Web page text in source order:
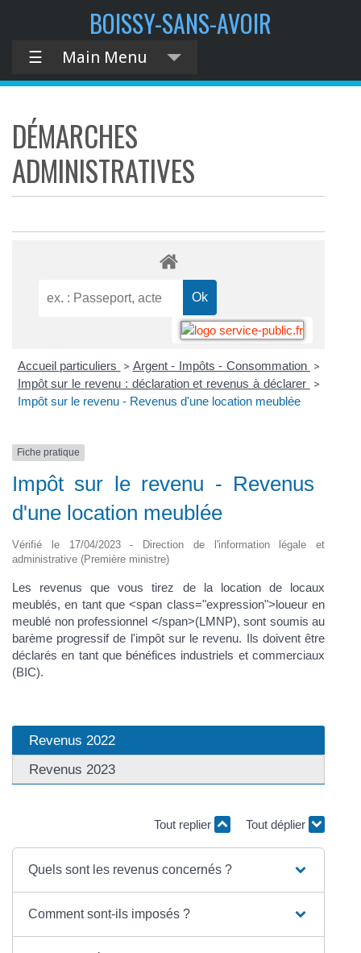
BOISSY-SANS-AVOIR
☰ Main Menu
DÉMARCHES
ADMINISTRATIVES
Accueil particuliers > Argent - Impôts - Consommation >
Impôt sur le revenu : déclaration et revenus à déclarer >
Impôt sur le revenu - Revenus d'une location meublée
Fiche pratique
Impôt sur le revenu - Revenus
d'une location meublée
Vérifié le 17/04/2023 - Direction de l'information légale et
administrative (Première ministre)
Les revenus que vous tirez de la location de locaux
meublés, en tant que <span class="expression">loueur en
meublé non professionnel </span>(LMNP), sont soumis au
barème progressif de l'impôt sur le revenu. Ils doivent être
déclarés en tant que bénéfices industriels et commerciaux
(BIC).
Revenus 2022
Revenus 2023
Tout replier Tout déplier
Quels sont les revenus concernés ?
Comment sont-ils imposés ?